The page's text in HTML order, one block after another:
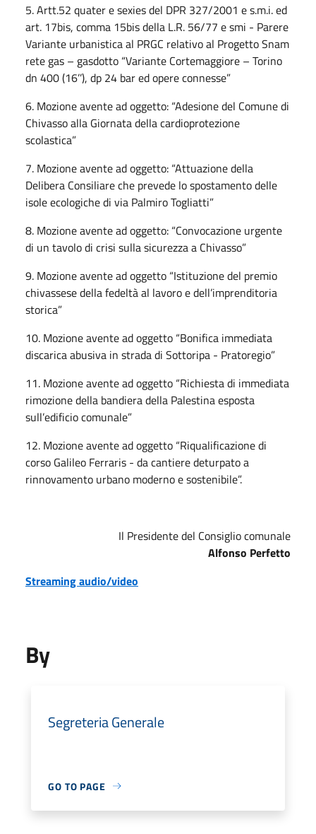
5. Artt.52 quater e sexies del DPR 327/2001 e s.m.i. ed
art. 17bis, comma 15bis della L.R. 56/77 e smi - Parere
Variante urbanistica al PRGC relativo al Progetto Snam
rete gas – gasdotto “Variante Cortemaggiore – Torino
dn 400 (16’’), dp 24 bar ed opere connesse”
6. Mozione avente ad oggetto: “Adesione del Comune di
Chivasso alla Giornata della cardioprotezione
scolastica”
7. Mozione avente ad oggetto: “Attuazione della
Delibera Consiliare che prevede lo spostamento delle
isole ecologiche di via Palmiro Togliatti”
8. Mozione avente ad oggetto: “Convocazione urgente
di un tavolo di crisi sulla sicurezza a Chivasso”
9. Mozione avente ad oggetto “Istituzione del premio
chivassese della fedeltà al lavoro e dell’imprenditoria
storica”
10. Mozione avente ad oggetto “Bonifica immediata
discarica abusiva in strada di Sottoripa - Pratoregio”
11. Mozione avente ad oggetto “Richiesta di immediata
rimozione della bandiera della Palestina esposta
sull’edificio comunale”
12. Mozione avente ad oggetto “Riqualificazione di
corso Galileo Ferraris - da cantiere deturpato a
rinnovamento urbano moderno e sostenibile”.
Il Presidente del Consiglio comunale
Alfonso Perfetto
Streaming audio/video
By
Segreteria Generale
GO TO PAGE